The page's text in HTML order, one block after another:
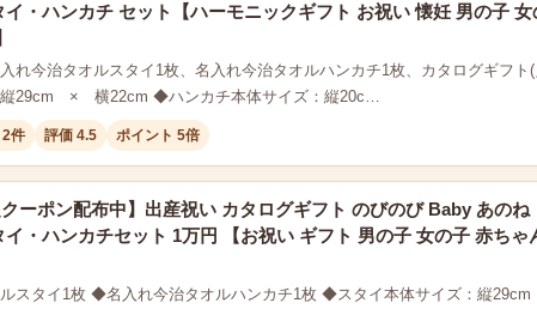
イ・ハンカチ セット【ハーモニックギフト お祝い 懐妊 男の子
入れ今治タオルスタイ1枚、名入れ今治タオルハンカチ1枚、カタログギフ
縦29cm × 横22cm ◆ハンカチ本体サイズ：縦20c…
2件 評価 4.5 ポイント 5倍
クーポン配布中】出産祝い カタログギフト のびのび Baby あの
イ・ハンカチセット 1万円 【お祝い ギフト 男の子 女の子 赤ちゃ
スタイ1枚 ◆名入れ今治タオルハンカチ1枚 ◆スタイ本体サイズ：縦29cm